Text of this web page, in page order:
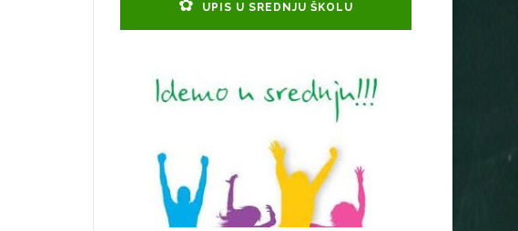
UPIS U SREDNJU ŠKOLU